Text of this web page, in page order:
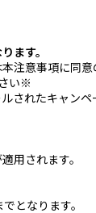
ます。
注意事項に同
い※
されたキャン
用されます。
となります。